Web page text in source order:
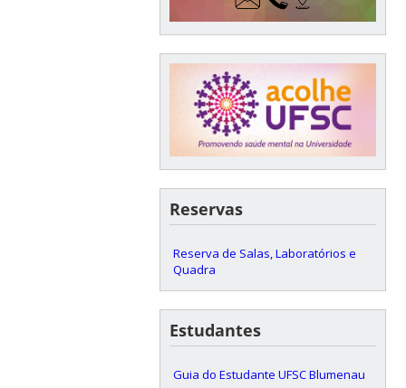
Reservas
Reserva de Salas, Laboratórios e
Quadra
Estudantes
Guia do Estudante UFSC Blumenau